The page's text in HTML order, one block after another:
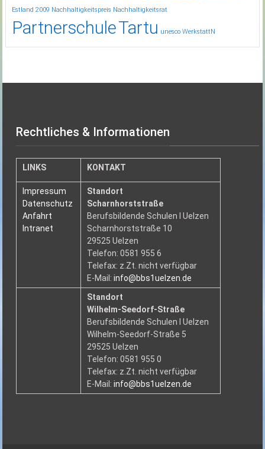
Estland 2009 Nachhaltigkeitspreis Nachhaltigkeitsrat
PartnerschuleTartu unesco WerkstattN
Rechtliches & Informationen
LINKS KONTAKT
Impressum
Datenschutz
Anfahrt
Intranet
Standort
Scharnhorststraße
Berufsbildende Schulen I Uelzen
Scharnhorststraße 10
29525 Uelzen
Telefon: 0581 955 6
Telefax: z.Zt. nicht verfügbar
E-Mail:info@bbs1uelzen.de
Standort
Wilhelm-Seedorf-Straße
Berufsbildende Schulen I Uelzen
Wilhelm-Seedorf-Straße 5
29525 Uelzen
Telefon: 0581 955 0
Telefax: z.Zt. nicht verfügbar
E-Mail:info@bbs1uelzen.de